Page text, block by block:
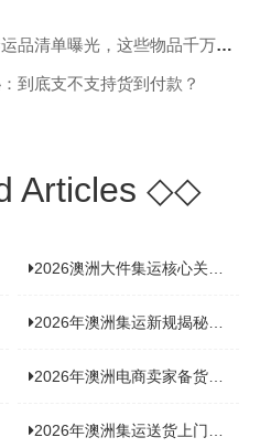
Prev：2026年澳洲集运海关禁运品清单曝光，这些物品千万别运！
到底支不支持货到付款？
Articles ◇◇
2026澳洲大件集运核心关注点：清关实力与适配服务商深度推荐
2026年澳洲集运新规揭秘：究竟要不要交增值税？
2026年澳洲电商卖家备货集运，背后藏着哪些物流新机遇？
2026年澳洲集运送货上门服务怎么选：靠谱品牌选型指南